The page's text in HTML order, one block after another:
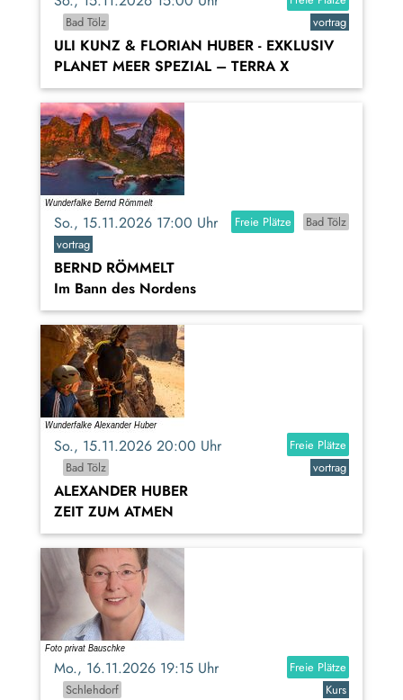
Bad Tölz
vortrag
ULI KUNZ & FLORIAN HUBER - EXKLUSIV
PLANET MEER SPEZIAL – TERRA X
So., 15.11.2026 17:00 Uhr Freie Plätze
Bad Tölz
vortrag
BERND RÖMMELT
Im Bann des Nordens
So., 15.11.2026 20:00 Uhr
Freie Plätze
Bad Tölz
vortrag
ALEXANDER HUBER
ZEIT ZUM ATMEN
Mo., 16.11.2026 19:15 Uhr
Freie Plätze
Schlehdorf
Kurs